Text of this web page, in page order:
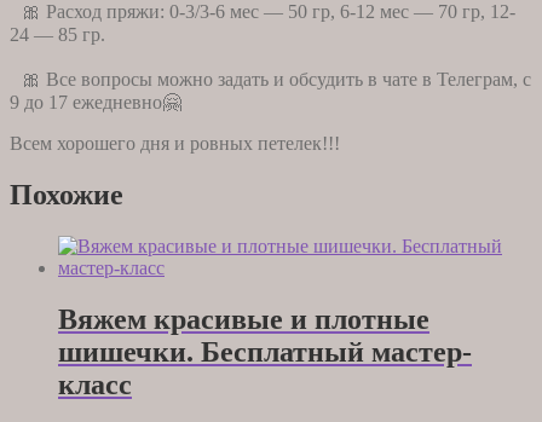
🎀 Расход пряжи: 0-3/3-6 мес — 50 гр, 6-12 мес — 70 гр, 12-
24 — 85 гр.
🎀 Все вопросы можно задать и обсудить в чате в Телеграм, с
9 до 17 ежедневно🤗
Всем хорошего дня и ровных петелек!!!
Похожие
Вяжем красивые и плотные
шишечки. Бесплатный мастер-
класс